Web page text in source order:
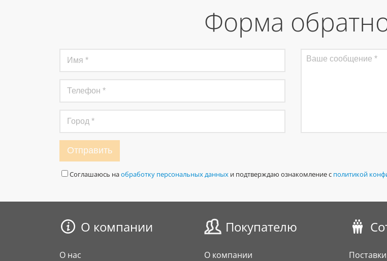
Форма
Отправить
Соглашаюсь наобработку персональных данных и подтверждаю ознакомление с политикой
О компании
О нас
Покупателю
О компании